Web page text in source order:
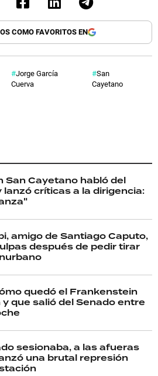
COMO FAVORITOS EN
Jorge García
Cuerva
San
Cayetano
San Cayetano habló del
críticas a la dirigencia:
amigo de Santiago Caputo,
después de pedir tirar
quedó el Frankenstein
que salió del Senado entre
sesionaba, a las afueras
una brutal represión